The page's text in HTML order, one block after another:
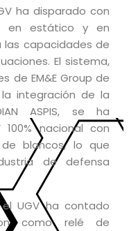
ha disparado con
en estático y en
capacidades de
El sistema,
de EM&E Group de
integración de la
ASPIS, se ha
nacional con
blancos, lo que
de defensa
UGV ha contado
como relé de